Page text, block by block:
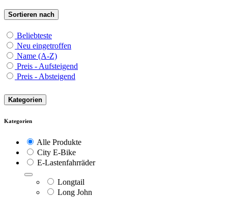
Sortieren nach
Beliebteste
Neu eingetroffen
Name (A-Z)
Preis - Aufsteigend
Preis - Absteigend
Kategorien
Kategorien
Alle Produkte
City E-Bike
E-Lastenfahrräder
Longtail
Long John